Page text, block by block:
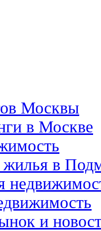
Москвы
в Москве
в
и